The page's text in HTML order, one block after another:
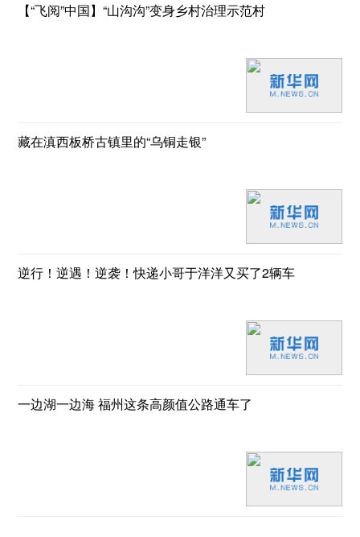
【“飞阅”中国】“山沟沟”变身乡村治理示范村
藏在滇西板桥古镇里的“乌铜走银”
逆行！逆遇！逆袭！快递小哥于洋洋又买了2辆车
一边湖一边海 福州这条高颜值公路通车了